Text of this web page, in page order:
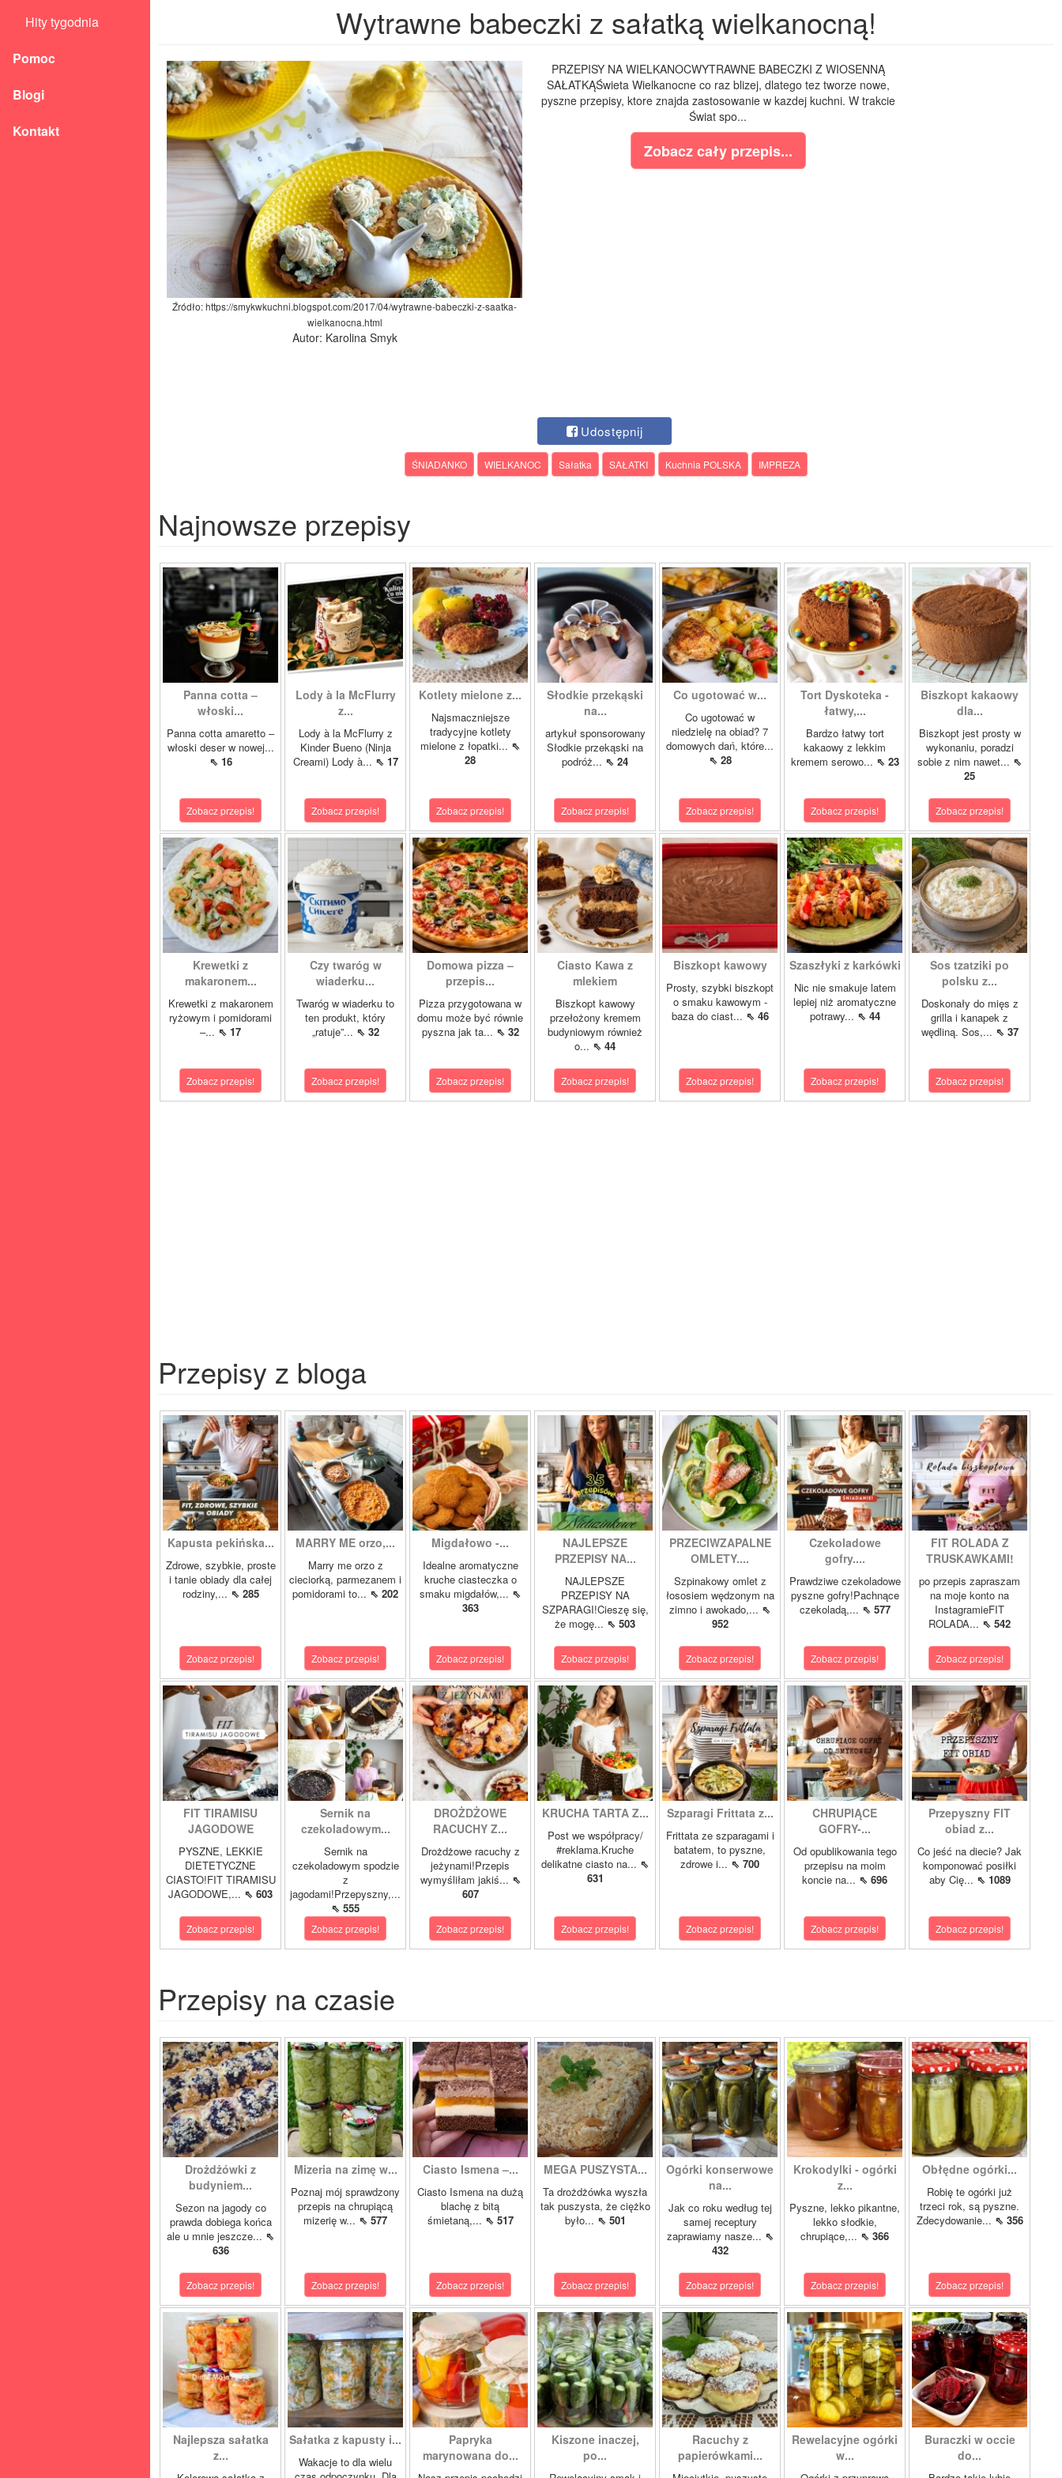
Hity tygodnia
Pomoc
Blogi
Kontakt
Wytrawne babeczki z sałatką wielkanocną!
Źródło: https://smykwkuchni.blogspot.com/2017/04/wytrawne-babeczki-z-saatka-
wielkanocna.html
Autor: Karolina Smyk
PRZEPISY NA WIELKANOCWYTRAWNE BABECZKI Z WIOSENNĄ
SAŁATKĄŚwieta Wielkanocne co raz blizej, dlatego tez tworze nowe,
pyszne przepisy, ktore znajda zastosowanie w kazdej kuchni. W trakcie
Świat spo...
Zobacz cały przepis...
Udostępnij
ŚNIADANKO WIELKANOC Sałatka SAŁATKI Kuchnia POLSKA IMPREZA
Najnowsze przepisy
Panna cotta –
włoski...
Panna cotta amaretto –
włoski deser w nowej...
⇖ 16
Zobacz przepis!
Lody à la McFlurry
z...
Lody à la McFlurry z
Kinder Bueno (Ninja
Creami) Lody à... ⇖ 17
Zobacz przepis!
Kotlety mielone z...
Najsmaczniejsze
tradycyjne kotlety
mielone z łopatki... ⇖
28
Zobacz przepis!
Słodkie przekąski
na...
artykuł sponsorowany
Słodkie przekąski na
podróż... ⇖ 24
Zobacz przepis!
Co ugotować w...
Co ugotować w
niedzielę na obiad? 7
domowych dań, które...
⇖ 28
Zobacz przepis!
Tort Dyskoteka -
łatwy,...
Bardzo łatwy tort
kakaowy z lekkim
kremem serowo... ⇖ 23
Zobacz przepis!
Biszkopt kakaowy
dla...
Biszkopt jest prosty w
wykonaniu, poradzi
sobie z nim nawet... ⇖
25
Zobacz przepis!
Krewetki z
makaronem...
Krewetki z makaronem
ryżowym i pomidorami
–... ⇖ 17
Zobacz przepis!
Czy twaróg w
wiaderku...
Twaróg w wiaderku to
ten produkt, który
„ratuje”... ⇖ 32
Zobacz przepis!
Domowa pizza –
przepis...
Pizza przygotowana w
domu może być równie
pyszna jak ta... ⇖ 32
Zobacz przepis!
Ciasto Kawa z
mlekiem
Biszkopt kawowy
przełożony kremem
budyniowym również
o... ⇖ 44
Zobacz przepis!
Biszkopt kawowy
Prosty, szybki biszkopt
o smaku kawowym -
baza do ciast... ⇖ 46
Zobacz przepis!
Szaszłyki z karkówki
Nic nie smakuje latem
lepiej niż aromatyczne
potrawy... ⇖ 44
Zobacz przepis!
Sos tzatziki po
polsku z...
Doskonały do mięs z
grilla i kanapek z
wędliną. Sos,... ⇖ 37
Zobacz przepis!
Przepisy z bloga
Kapusta pekińska...
Zdrowe, szybkie, proste
i tanie obiady dla całej
rodziny,... ⇖ 285
Zobacz przepis!
MARRY ME orzo,...
Marry me orzo z
cieciorką, parmezanem i
pomidorami to... ⇖ 202
Zobacz przepis!
Migdałowo -...
Idealne aromatyczne
kruche ciasteczka o
smaku migdałów,... ⇖
363
Zobacz przepis!
NAJLEPSZE
PRZEPISY NA...
NAJLEPSZE
PRZEPISY NA
SZPARAGI!Cieszę się,
że mogę... ⇖ 503
Zobacz przepis!
PRZECIWZAPALNE
OMLETY....
Szpinakowy omlet z
łososiem wędzonym na
zimno i awokado,... ⇖
952
Zobacz przepis!
Czekoladowe
gofry....
Prawdziwe czekoladowe
pyszne gofry!Pachnące
czekoladą,... ⇖ 577
Zobacz przepis!
FIT ROLADA Z
TRUSKAWKAMI!
po przepis zapraszam
na moje konto na
InstagramieFIT
ROLADA... ⇖ 542
Zobacz przepis!
FIT TIRAMISU
JAGODOWE
PYSZNE, LEKKIE
DIETETYCZNE
CIASTO!FIT TIRAMISU
JAGODOWE,... ⇖ 603
Zobacz przepis!
Sernik na
czekoladowym...
Sernik na
czekoladowym spodzie
z
jagodami!Przepyszny,...
⇖ 555
Zobacz przepis!
DROŻDŻOWE
RACUCHY Z...
Drożdżowe racuchy z
jeżynami!Przepis
wymyśliłam jakiś... ⇖
607
Zobacz przepis!
KRUCHA TARTA Z...
Post we współpracy/
#reklama.Kruche
delikatne ciasto na... ⇖
631
Zobacz przepis!
Szparagi Frittata z...
Frittata ze szparagami i
batatem, to pyszne,
zdrowe i... ⇖ 700
Zobacz przepis!
CHRUPIĄCE
GOFRY-...
Od opublikowania tego
przepisu na moim
koncie na... ⇖ 696
Zobacz przepis!
Przepyszny FIT
obiad z...
Co jeść na diecie? Jak
komponować posiłki
aby Cię... ⇖ 1089
Zobacz przepis!
Przepisy na czasie
Drożdżówki z
budyniem...
Sezon na jagody co
prawda dobiega końca
ale u mnie jeszcze... ⇖
636
Zobacz przepis!
Mizeria na zimę w...
Poznaj mój sprawdzony
przepis na chrupiącą
mizerię w... ⇖ 577
Zobacz przepis!
Ciasto Ismena –...
Ciasto Ismena na dużą
blachę z bitą
śmietaną,... ⇖ 517
Zobacz przepis!
MEGA PUSZYSTA...
Ta drożdżówka wyszła
tak puszysta, że ciężko
było... ⇖ 501
Zobacz przepis!
Ogórki konserwowe
na...
Jak co roku według tej
samej receptury
zaprawiamy nasze... ⇖
432
Zobacz przepis!
Krokodylki - ogórki
z...
Pyszne, lekko pikantne,
lekko słodkie,
chrupiące,... ⇖ 366
Zobacz przepis!
Obłędne ogórki...
Robię te ogórki już
trzeci rok, są pyszne.
Zdecydowanie... ⇖ 356
Zobacz przepis!
Najlepsza sałatka
z...
Sałatka z kapusty i...
Wakacje to dla wielu
Papryka
marynowana do...
Kiszone inaczej,
po...
Racuchy z
papierówkami...
Rewelacyjne ogórki
w...
Buraczki w occie
do...